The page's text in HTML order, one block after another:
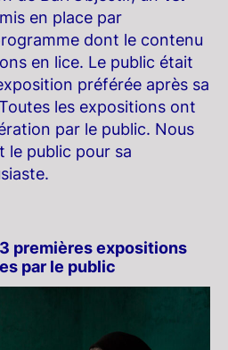
en place par
dont le contenu
en lice. Le public était
préférée après sa
les expositions ont
par le public. Nous
le public pour sa
premières expositions
par le public